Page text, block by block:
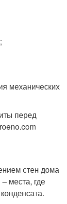
механических
перед
стен дома
места, где